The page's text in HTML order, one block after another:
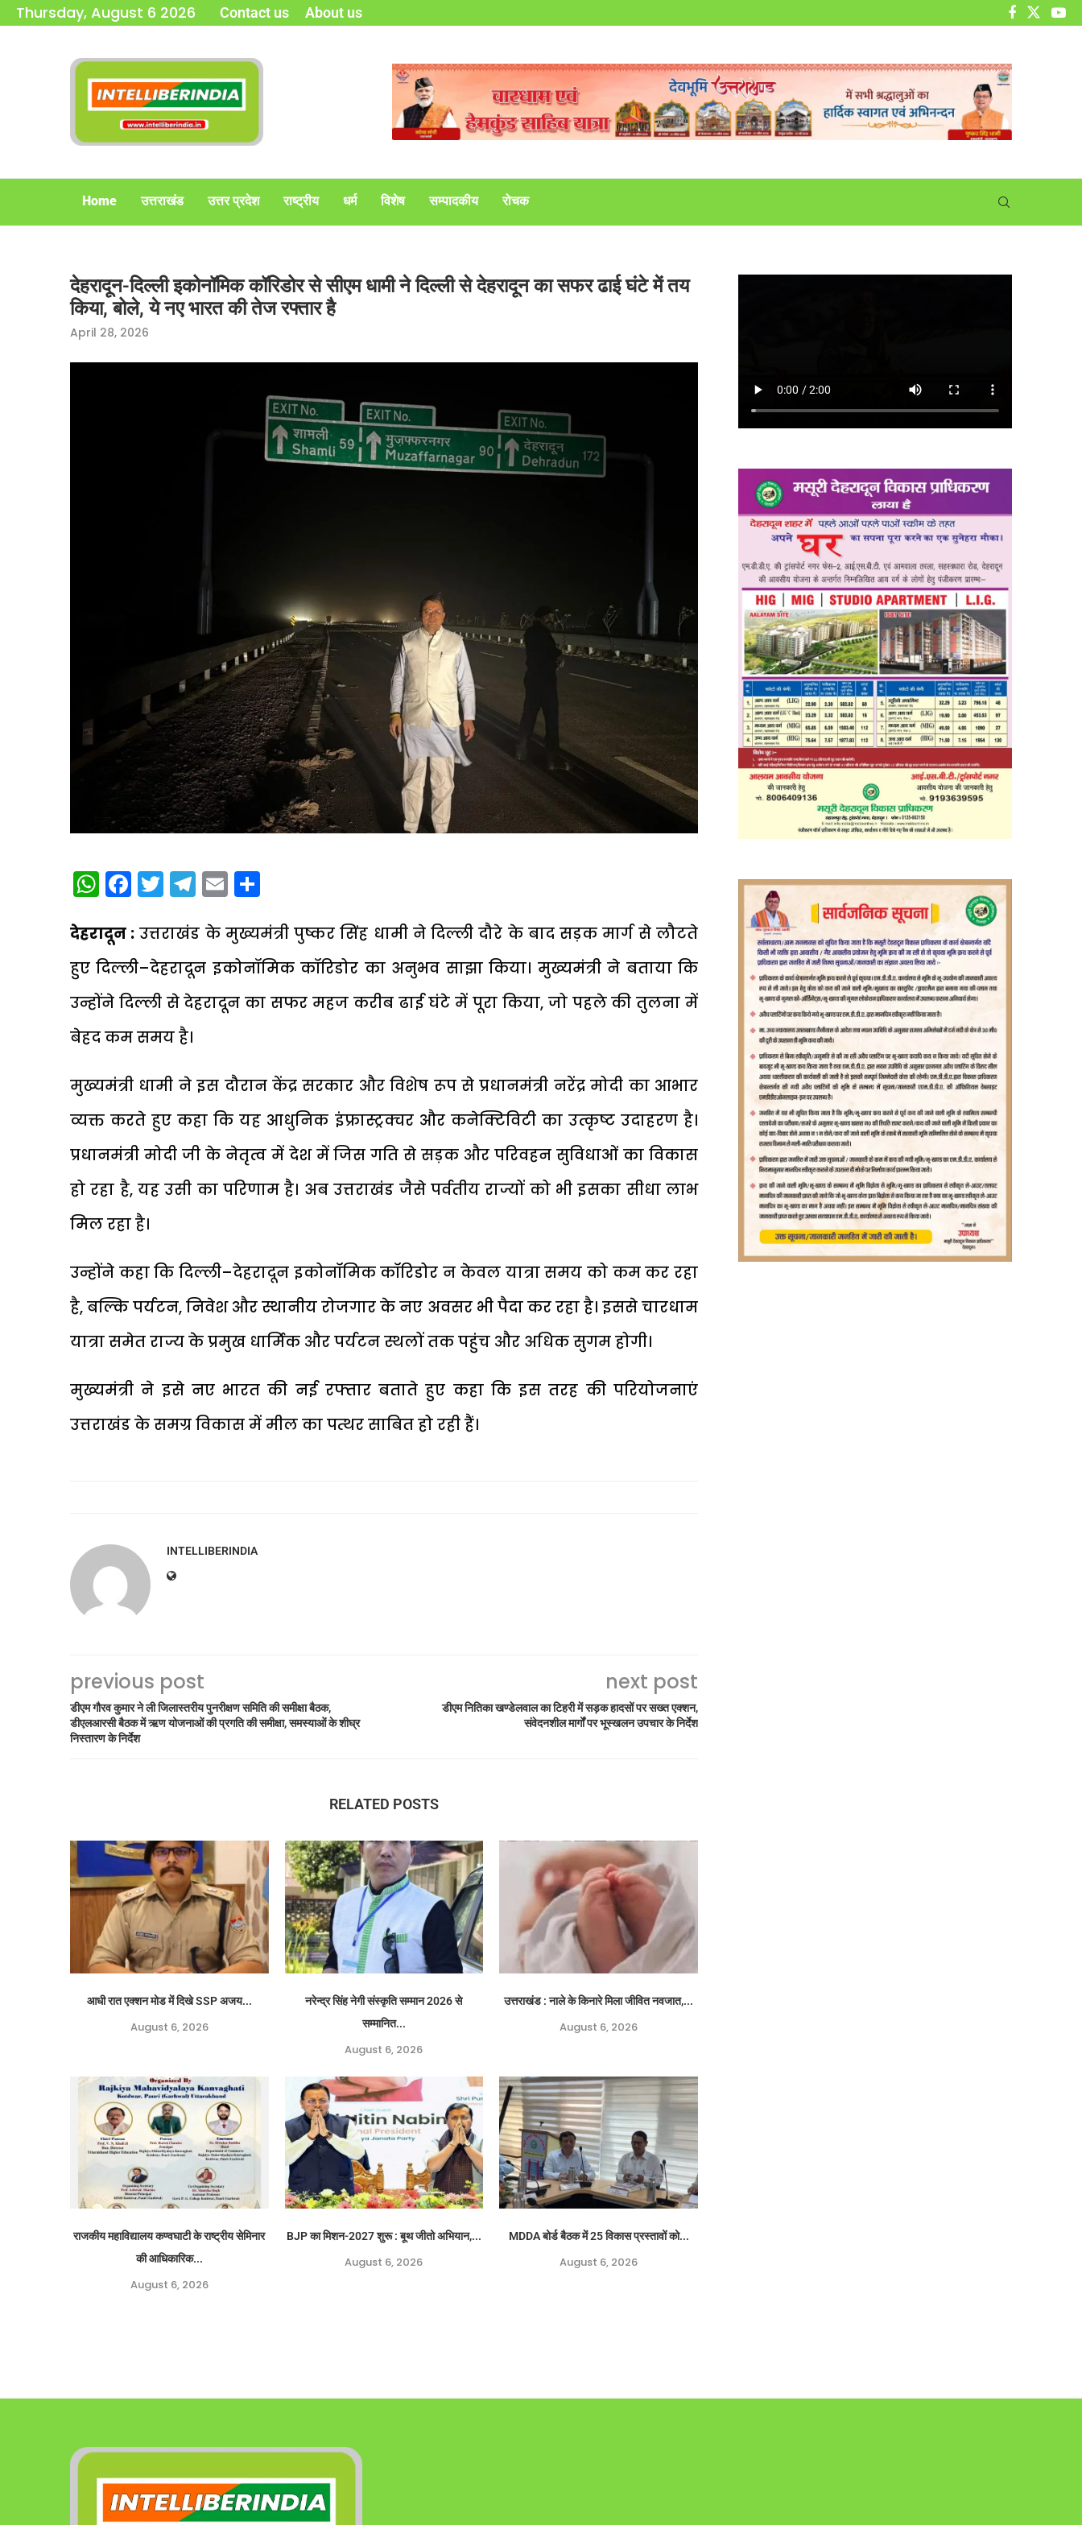
Thursday, August 6 2026 Contact us About us
Home उत्तराखंड उत्तर प्रदेश राष्ट्रीय धर्म विशेष सम्पादकीय रोचक
देहरादून-दिल्ली इकोनॉमिक कॉरिडोर से सीएम धामी ने दिल्ली से देहरादून का सफर ढाई घंटे में तय
किया, बोले, ये नए भारत की तेज रफ्तार है
April 28, 2026
WhatsApp
Facebook
Twitter
Telegram
Email
देहरादून : उत्तराखंड के मुख्यमंत्री पुष्कर सिंह धामी ने दिल्ली दौरे के बाद सड़क मार्ग से लौटते
हुए दिल्ली–देहरादून इकोनॉमिक कॉरिडोर का अनुभव साझा किया। मुख्यमंत्री ने बताया कि
उन्होंने दिल्ली से देहरादून का सफर महज करीब ढाई घंटे में पूरा किया, जो पहले की तुलना में
बेहद कम समय है।
मुख्यमंत्री धामी ने इस दौरान केंद्र सरकार और विशेष रूप से प्रधानमंत्री नरेंद्र मोदी का आभार
व्यक्त करते हुए कहा कि यह आधुनिक इंफ्रास्ट्रक्चर और कनेक्टिविटी का उत्कृष्ट उदाहरण है।
प्रधानमंत्री मोदी जी के नेतृत्व में देश में जिस गति से सड़क और परिवहन सुविधाओं का विकास
हो रहा है, यह उसी का परिणाम है। अब उत्तराखंड जैसे पर्वतीय राज्यों को भी इसका सीधा लाभ
मिल रहा है।
उन्होंने कहा कि दिल्ली–देहरादून इकोनॉमिक कॉरिडोर न केवल यात्रा समय को कम कर रहा
है, बल्कि पर्यटन, निवेश और स्थानीय रोजगार के नए अवसर भी पैदा कर रहा है। इससे चारधाम
यात्रा समेत राज्य के प्रमुख धार्मिक और पर्यटन स्थलों तक पहुंच और अधिक सुगम होगी।
मुख्यमंत्री ने इसे नए भारत की नई रफ्तार बताते हुए कहा कि इस तरह की परियोजनाएं
उत्तराखंड के समग्र विकास में मील का पत्थर साबित हो रही हैं।
INTELLIBERINDIA
previous post
डीएम गौरव कुमार ने ली जिलास्तरीय पुनरीक्षण समिति की समीक्षा बैठक,
डीएलआरसी बैठक में ऋण योजनाओं की प्रगति की समीक्षा, समस्याओं के शीघ्र
निस्तारण के निर्देश
next post
डीएम नितिका खण्डेलवाल का टिहरी में सड़क हादसों पर सख्त एक्शन,
संवेदनशील मार्गों पर भूस्खलन उपचार के निर्देश
RELATED POSTS
आधी रात एक्शन मोड में दिखे SSP अजय...
August 6, 2026
नरेन्द्र सिंह नेगी संस्कृति सम्मान 2026 से
सम्मानित...
August 6, 2026
उत्तराखंड : नाले के किनारे मिला जीवित नवजात,...
August 6, 2026
राजकीय महाविद्यालय कण्वघाटी के राष्ट्रीय सेमिनार
की आधिकारिक...
August 6, 2026
BJP का मिशन-2027 शुरू : बूथ जीतो अभियान,...
August 6, 2026
MDDA बोर्ड बैठक में 25 विकास प्रस्तावों को...
August 6, 2026